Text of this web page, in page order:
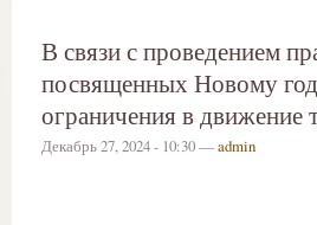
В связи с проведением
посвященных Новому
ограничения в движение
Декабрь 27, 2024 - 10:30 —admin